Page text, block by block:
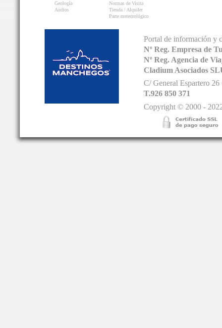
Geología
Audios
Normas de Visita
Tienda / Alquiler
Parte meteorológico
Portal de información y
Nº Reg. Empresa de
Nº Reg. Agencia de
Cladium Asociados
C/ General Espartero
T.926 850 371
Copyright © 2000 -